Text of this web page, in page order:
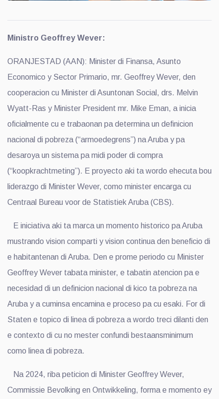
Ministro Geoffrey Wever:
ORANJESTAD (AAN): Minister di Finansa, Asunto
Economico y Sector Primario, mr. Geoffrey Wever, den
cooperacion cu Minister di Asuntonan Social, drs. Melvin
Wyatt-Ras y Minister President mr. Mike Eman, a inicia
oficialmente cu e trabaonan pa determina un definicion
nacional di pobreza (“armoedegrens”) na Aruba y pa
desaroya un sistema pa midi poder di compra
(“koopkrachtmeting”). E proyecto aki ta wordo ehecuta bou
liderazgo di Minister Wever, como minister encarga cu
Centraal Bureau voor de Statistiek Aruba (CBS).
E iniciativa aki ta marca un momento historico pa Aruba
mustrando vision comparti y vision continua den beneficio di
e habitantenan di Aruba. Den e prome periodo cu Minister
Geoffrey Wever tabata minister, e tabatin atencion pa e
necesidad di un definicion nacional di kico ta pobreza na
Aruba y a cuminsa encamina e proceso pa cu esaki. For di
Staten e topico di linea di pobreza a wordo treci dilanti den
e contexto di cu no mester confundi bestaansminimum
como linea di pobreza.
Na 2024, riba peticion di Minister Geoffrey Wever,
Commissie Bevolking en Ontwikkeling, forma e momento ey